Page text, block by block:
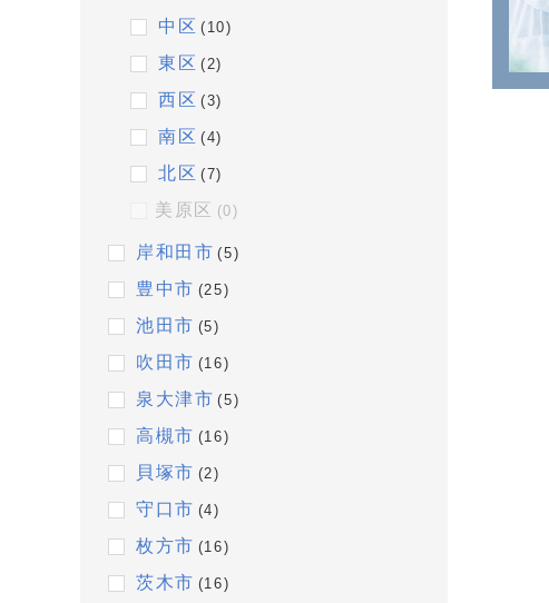
中区 (10)
東区 (2)
西区 (3)
南区 (4)
北区 (7)
美原区 (0)
岸和田市 (5)
豊中市 (25)
池田市 (5)
吹田市 (16)
泉大津市 (5)
高槻市 (16)
貝塚市 (2)
守口市 (4)
枚方市 (16)
茨木市 (16)